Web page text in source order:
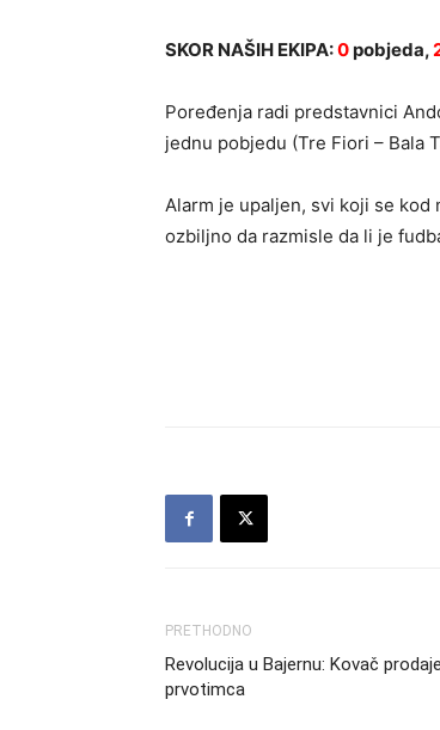
SKOR NAŠIH EKIPA:0pobjeda,
Poređenja radi predstavnici
jednu pobjedu (Tre Fiori – Bala
Alarm je upaljen, svi koji se kod
ozbiljno da razmisle da li je
PRETHODNO
Revolucija u Bajernu: Kovač
prvotimca